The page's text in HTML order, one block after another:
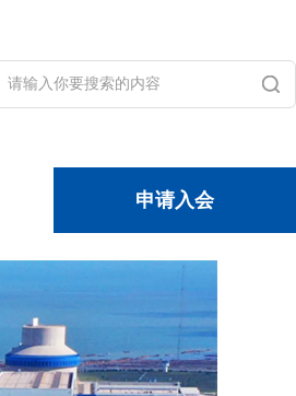
申请入会